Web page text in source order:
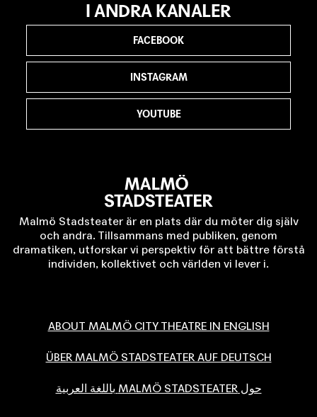
Malmö Stadsteater är en plats där du möter dig själv
och andra. Tillsammans med publiken, genom
dramatiken, utforskar vi perspektiv för att bättre förstå
individen, kollektivet och världen vi lever i.
ABOUT MALMÖ CITY THEATRE IN ENGLISH
ÜBER MALMÖ STADSTEATER AUF DEUTSCH
حول MALMÖ STADSTEATER باللغة العربية
I ANDRA KANALER
FACEBOOK
INSTAGRAM
YOUTUBE